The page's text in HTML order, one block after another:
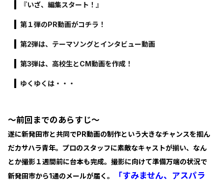
『いざ、編集スタート！』
第１弾のPR動画がコチラ！
第2弾は、テーマソングとインタビュー動画
第3弾は、高校生とCM動画を作成！
ゆくゆくは・・・
～前回までのあらすじ～
遂に新発田市と共同でPR動画の制作という大きなチャンスを掴ん
だカサハラ青年。プロのスタッフに素敵なキャストが揃い、なん
とか撮影１週間前に台本も完成。撮影に向けて準備万端の状況で
新発田市から1通のメールが届く。
「すみません、アスパラ